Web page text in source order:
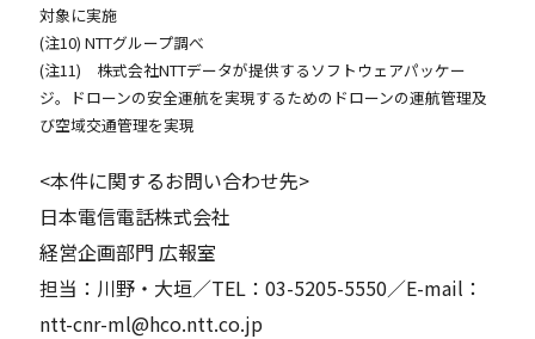
対象に実施
(注10) NTTグループ調べ
(注11) 株式会社NTTデータが提供するソフトウェアパッケー
ジ。ドローンの安全運航を実現するためのドローンの運航管理及
び空域交通管理を実現
<本件に関するお問い合わせ先>
日本電信電話株式会社
経営企画部門 広報室
担当：川野・大垣／TEL：03-5205-5550／E-mail：
ntt-cnr-ml@hco.ntt.co.jp